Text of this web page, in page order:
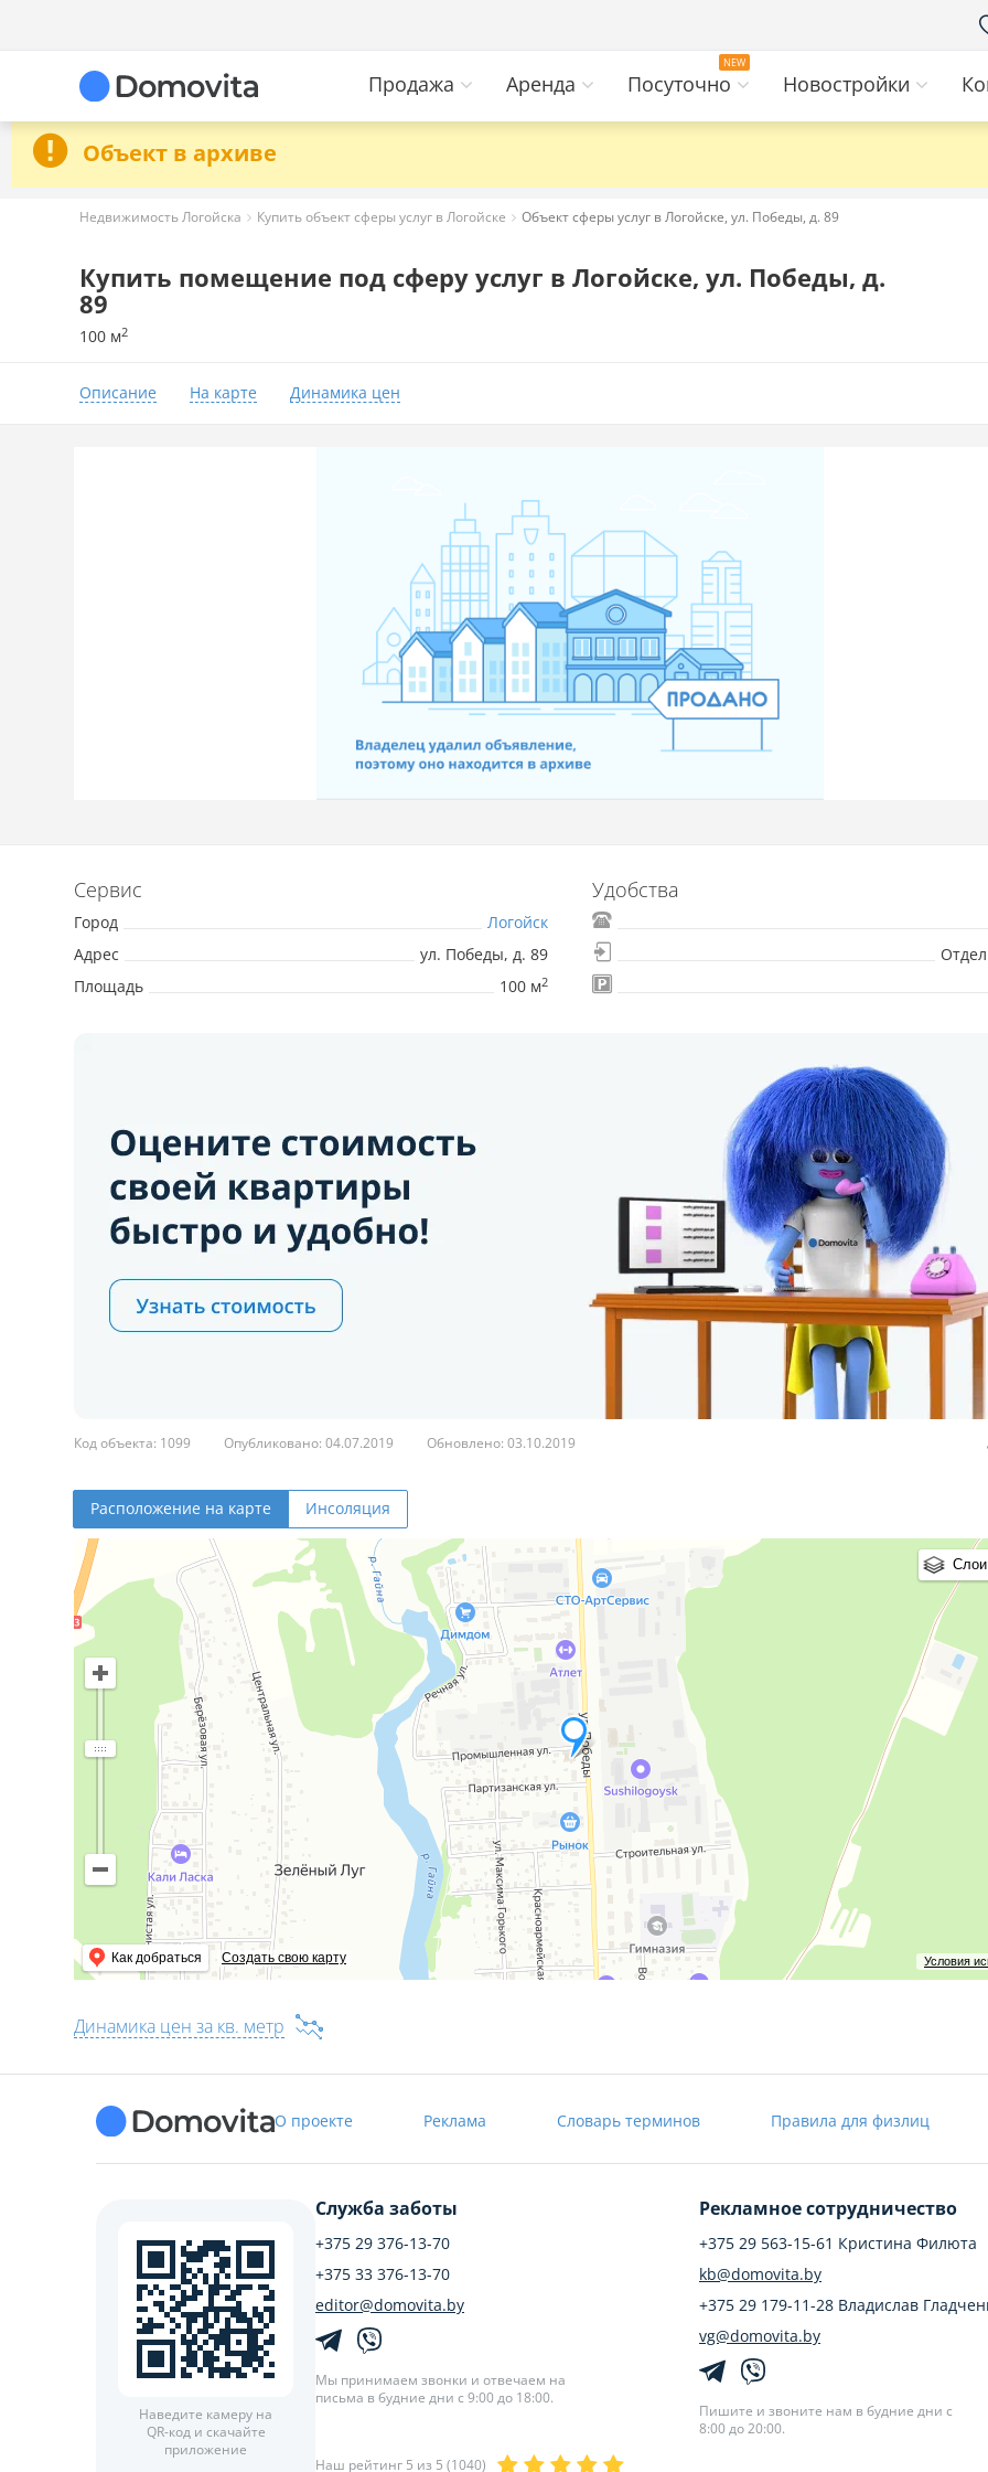
Продажа Аренда Посуточно Новостройки
Объект в архиве
Недвижимость Логойска Купить объект сферы услуг в Логойске Объект сферы услуг в Логойске, ул. Победы, д. 89
Купить помещение под сферу услуг в Логойске, ул. Победы, д.
89
100 м2
Описание На карте Динамика цен
Сервис
Город
Логойск
Адрес
ул. Победы, д. 89
Площадь
100 м2
Удобства
Код объекта: 1099 Опубликовано: 04.07.2019 Обновлено: 03.10.2019
Расположение на карте Инсоляция
Условия
Как добраться Создать свою карту
Слои
Динамика цен за кв. метр
О проекте Реклама Словарь терминов Правила для физлиц
Наведите камеру на
QR-код и скачайте
приложение
Служба заботы
+375 29 376-13-70
+375 33 376-13-70
editor@domovita.by
Мы принимаем звонки и отвечаем на
письма в будние дни с 9:00 до 18:00.
Рекламное сотрудничество
+375 29 563-15-61 Кристина Филюта
kb@domovita.by
+375 29 179-11-28 Владислав
vg@domovita.by
Пишите и звоните нам в будние дни с
8:00 до 20:00.
Наш рейтинг 5 из 5 (1040)